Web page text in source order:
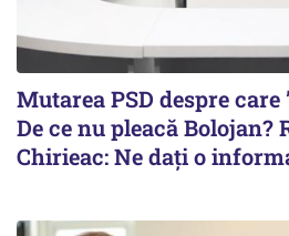
Mutarea PSD despre care
De ce nu pleacă Bolojan?
Chirieac: Ne dați o